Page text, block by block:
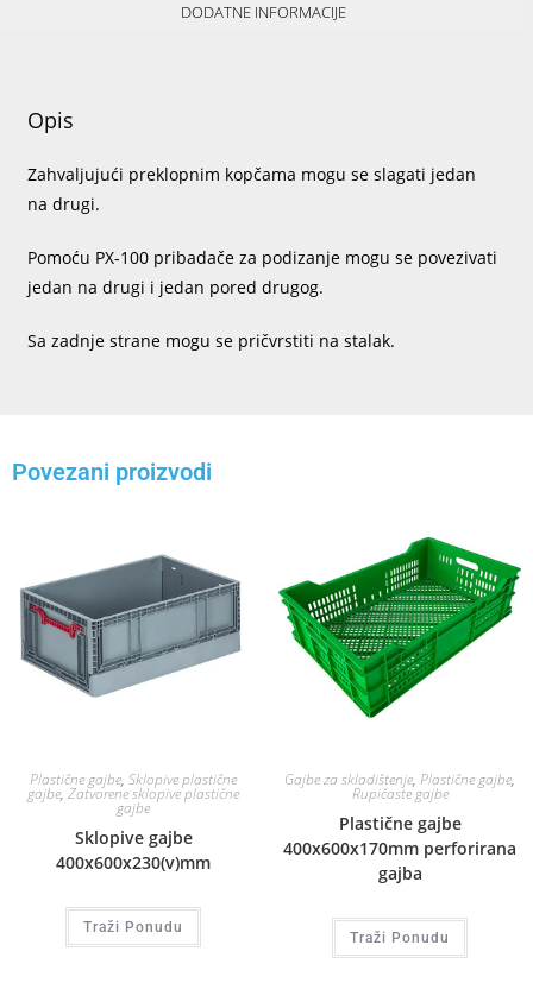
DODATNE INFORMACIJE
Opis
Zahvaljujući preklopnim kopčama mogu se slagati jedan
na drugi.
Pomoću PX-100 pribadače za podizanje mogu se povezivati
jedan na drugi i jedan pored drugog.
Sa zadnje strane mogu se pričvrstiti na stalak.
Povezani proizvodi
Plastične gajbe, Sklopive plastične
gajbe, Zatvorene sklopive plastične
gajbe
Sklopive gajbe
400x600x230(v)mm
Traži Ponudu
Gajbe za skladištenje, Plastične gajbe,
Rupičaste gajbe
Plastične gajbe
400x600x170mm perforirana
gajba
Traži Ponudu